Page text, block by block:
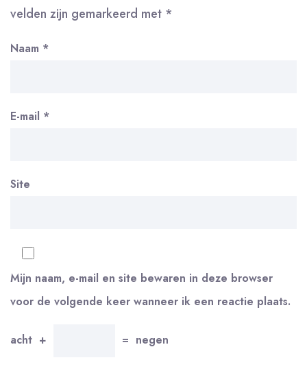
velden zijn gemarkeerd met *
Naam *
E-mail *
Site
Mijn naam, e-mail en site bewaren in deze browser
voor de volgende keer wanneer ik een reactie plaats.
acht + = negen